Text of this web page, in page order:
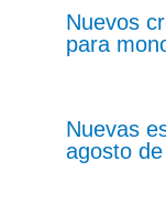
Nuevos
para
Nuevas
agosto